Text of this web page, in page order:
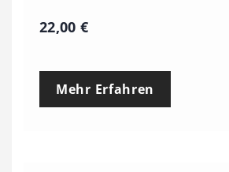
22,00€
Mehr Erfahren